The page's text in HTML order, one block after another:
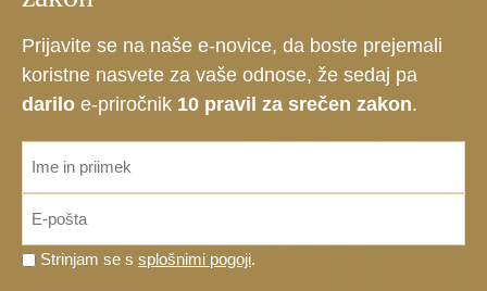
Prijavite se na naše e-novice, da boste prejemali
koristne nasvete za vaše odnose, že sedaj pa
darilo e-priročnik 10 pravil za srečen zakon.
Prosimo,
Strinjam se s splošnimi pogoji.